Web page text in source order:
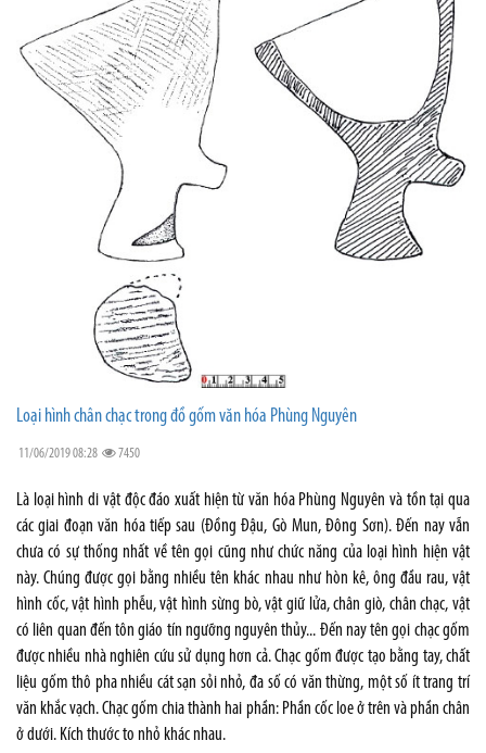
Loại hình chân chạc trong đồ gốm văn hóa Phùng Nguyên
11/06/2019 08:28 7450
Là loại hình di vật độc đáo xuất hiện từ văn hóa Phùng Nguyên và tồn tại qua
các giai đoạn văn hóa tiếp sau (Đồng Đậu, Gò Mun, Đông Sơn). Đến nay vẫn
chưa có sự thống nhất về tên gọi cũng như chức năng của loại hình hiện vật
này. Chúng được gọi bằng nhiều tên khác nhau như hòn kê, ông đầu rau, vật
hình cốc, vật hình phễu, vật hình sừng bò, vật giữ lửa, chân giò, chân chạc, vật
có liên quan đến tôn giáo tín ngưỡng nguyên thủy... Đến nay tên gọi chạc gốm
được nhiều nhà nghiên cứu sử dụng hơn cả. Chạc gốm được tạo bằng tay, chất
liệu gốm thô pha nhiều cát sạn sỏi nhỏ, đa số có văn thừng, một số ít trang trí
văn khắc vạch. Chạc gốm chia thành hai phần: Phần cốc loe ở trên và phần chân
ở dưới. Kích thước to nhỏ khác nhau.